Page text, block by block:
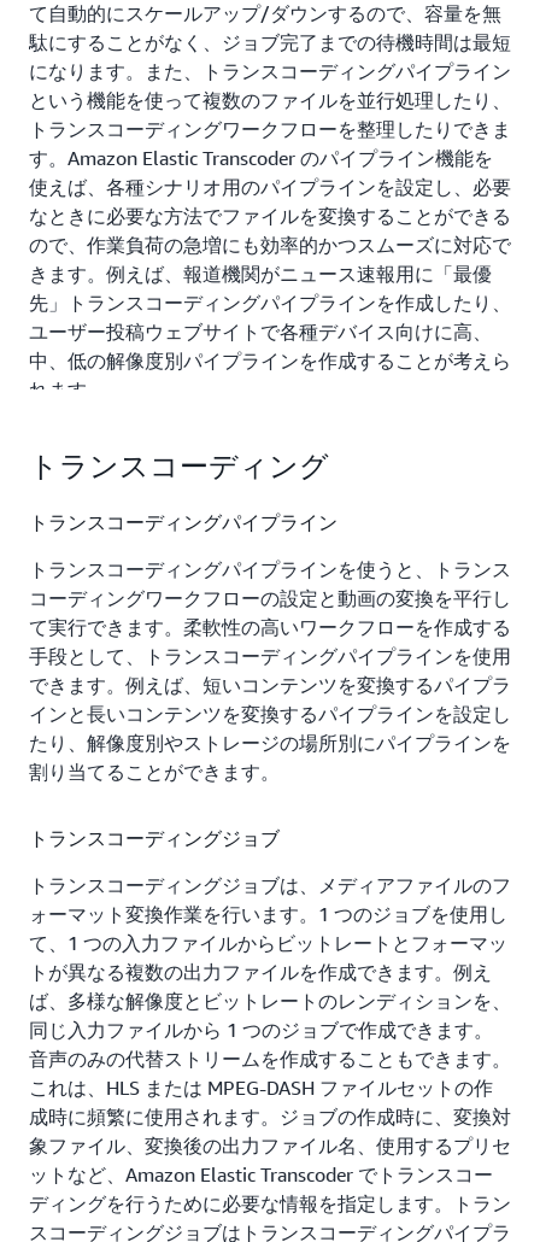
て自動的にスケールアップ/ダウンするので、容量を無
駄にすることがなく、ジョブ完了までの待機時間は最短
になります。また、トランスコーディングパイプライン
という機能を使って複数のファイルを並行処理したり、
トランスコーディングワークフローを整理したりできま
す。Amazon Elastic Transcoder のパイプライン機能を
使えば、各種シナリオ用のパイプラインを設定し、必要
なときに必要な方法でファイルを変換することができる
ので、作業負荷の急増にも効率的かつスムーズに対応で
きます。例えば、報道機関がニュース速報用に「最優
先」トランスコーディングパイプラインを作成したり、
ユーザー投稿ウェブサイトで各種デバイス向けに高、
中、低の解像度別パイプラインを作成することが考えら
れます。
ビスのスケーラビリティとフレキシビリティを活かして
Amazon Elastic Compute Cloud (Amazon EC2) で実行さ
れます。Amazon EC2 のスケールにより、大規模な変換
ジョブも迅速かつ確実に完了します。Amazon Elastic
Transcoder は Amazon Simple Storage Service (Amazon
S3) に保存されたコンテンツを処理するので、ライブラ
リのサイズを問わず、永続的でコスト効率の良いストレ
ージを利用できます。さらに、変換ジョブのステータス
を Amazon Simple Notification Service (Amazon SNS) 経
由で受け取ることができます。
ール、サービス API、および SDK から利用できるの
むことができます。
Amazon Elastic Transcoder の使用方法は次のとおりで
す。
トランスコーディングパイプラインを作成し、入力
用の Amazon S3 バケット、出力用の Amazon S3 バ
ケットとストレージクラス、およびサービスがファ
イルにアクセスするための AWS Identity and Access
Management (IAM) ロールを指定します。
トランスコーディングジョブを作成し、入力ファイ
ル、出力ファイル、および使用するトランスコーデ
ィングプリセット (定義済みのトランスコーディン
トランスコーディング
トランスコーディングパイプライン
トランスコーディングパイプラインを使うと、トランス
コーディングワークフローの設定と動画の変換を平行し
て実行できます。柔軟性の高いワークフローを作成する
手段として、トランスコーディングパイプラインを使用
できます。例えば、短いコンテンツを変換するパイプラ
インと長いコンテンツを変換するパイプラインを設定し
たり、解像度別やストレージの場所別にパイプラインを
割り当てることができます。
トランスコーディングジョブ
トランスコーディングジョブは、メディアファイルのフ
ォーマット変換作業を行います。1 つのジョブを使用し
て、1 つの入力ファイルからビットレートとフォーマッ
トが異なる複数の出力ファイルを作成できます。例え
ば、多様な解像度とビットレートのレンディションを、
同じ入力ファイルから 1 つのジョブで作成できます。
音声のみの代替ストリームを作成することもできます。
これは、HLS または MPEG-DASH ファイルセットの作
成時に頻繁に使用されます。ジョブの作成時に、変換対
象ファイル、変換後の出力ファイル名、使用するプリセ
ットなど、Amazon Elastic Transcoder でトランスコー
ディングを行うために必要な情報を指定します。トラン
スコーディングジョブはトランスコーディングパイプラ